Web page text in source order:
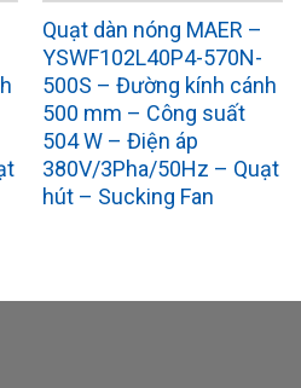
Quạt dàn nóng MAER –
YSWF102L40P4-570N-
500S – Đường kính cánh
500 mm – Công suất
504 W – Điện áp
380V/3Pha/50Hz – Quạt
hút – Sucking Fan